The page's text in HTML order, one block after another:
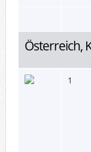
Österreich,
1